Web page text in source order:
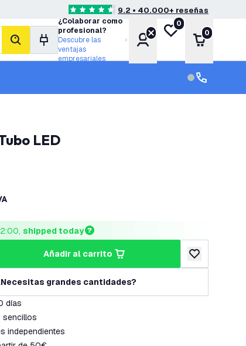
4.6 estrellas de puntuación
9.2 • 40.000+ reseñas
buscar
¿Colaborar como
profesional?
Descubre las
ventajas
empresariales
Cuenta
Mi lista de deseos
0
Carrito
0
Servicio al
Servicio al
LED
shipped today
cantidadañadir al carrito
añadir a lista
grandes cantidades?
días
sencillos
independientes